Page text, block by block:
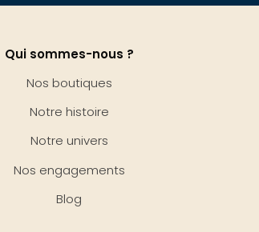
Qui sommes-nous ?
Nos boutiques
Notre histoire
Notre univers
Nos engagements
Blog